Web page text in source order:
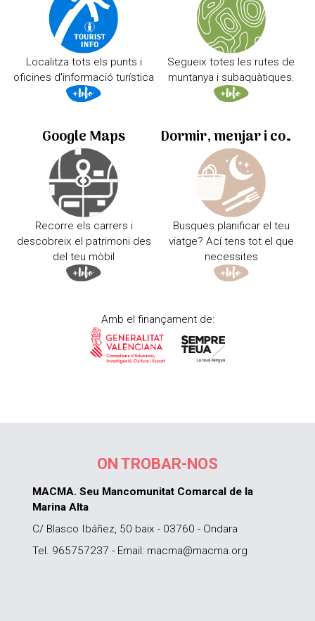
Localitza tots els punts i
oficines d'informació turística
Segueix totes les rutes de
muntanya i subaquàtiques.
Google Maps
Recorre els carrers i
descobreix el patrimoni des
del teu mòbil
Dormir, menjar i comprar
Busques planificar el teu
viatge? Ací tens tot el que
necessites
Amb el finançament de:
ON TROBAR-NOS
MACMA. Seu Mancomunitat Comarcal de la
Marina Alta
C/ Blasco Ibáñez, 50 baix - 03760 - Ondara
Tel. 965757237 - Email: macma@macma.org